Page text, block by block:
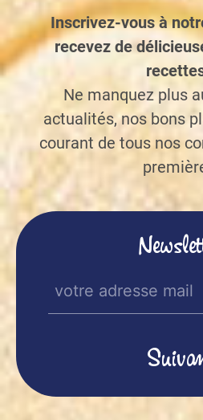
Inscrivez-vous à
recevez de
Ne manquez plus
actualités, nos bons
courant de tous nos
E-
mail